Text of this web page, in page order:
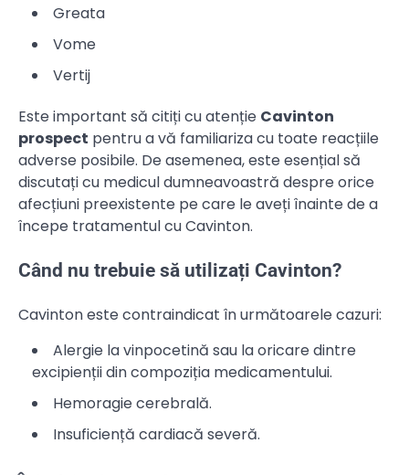
Greata
Vome
Vertij
Este important să citiți cu atenție Cavinton
prospect pentru a vă familiariza cu toate reacțiile
adverse posibile. De asemenea, este esențial să
discutați cu medicul dumneavoastră despre orice
afecțiuni preexistente pe care le aveți înainte de a
începe tratamentul cu Cavinton.
Când nu trebuie să utilizați Cavinton?
Cavinton este contraindicat în următoarele cazuri:
Alergie la vinpocetină sau la oricare dintre
excipienții din compoziția medicamentului.
Hemoragie cerebrală.
Insuficiență cardiacă severă.